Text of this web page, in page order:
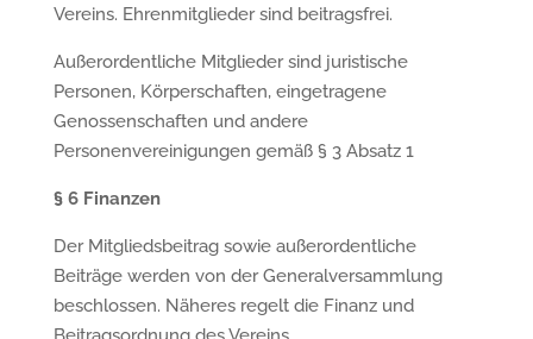
Vereins. Ehrenmitglieder sind beitragsfrei.
Außerordentliche Mitglieder sind juristische
Personen, Körperschaften, eingetragene
Genossenschaften und andere
Personenvereinigungen gemäß § 3 Absatz 1
§6 Finanzen
Der Mitgliedsbeitrag sowie außerordentliche
Beiträge werden von der Generalversammlung
beschlossen. Näheres regelt die Finanz und